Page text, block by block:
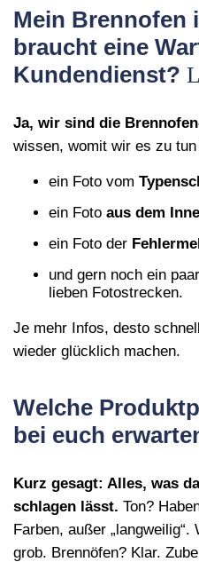
Mein Brennofen
braucht eine
Kundendienst?
Ja, wir sind die
wissen, womit wir es zu
ein Foto vom
ein Foto aus dem
ein Foto der
und gern noch ein
lieben Fotostrecken.
Je mehr Infos, desto
wieder glücklich machen.
Welche
bei euch
Kurz gesagt: Alles, was
schlagen lässt. Ton?
Farben, außer
grob. Brennöfen? Klar.